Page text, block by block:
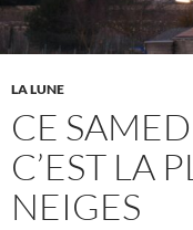
LA LUNE
CE
C’EST LA
NEIGES